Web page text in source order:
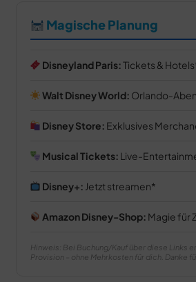
Magische Planung
Disneyland Paris:Tickets & Hotels
Walt Disney World: Orlando-
Disney Store: Exklusives
Musical Tickets: Live-
Disney+: Jetzt streamen
Amazon Disney-Shop: Magie für
Hinweis: Bei Buchung/Kauf über diese Links
Provision – ohne Mehrkosten für dich. Danke